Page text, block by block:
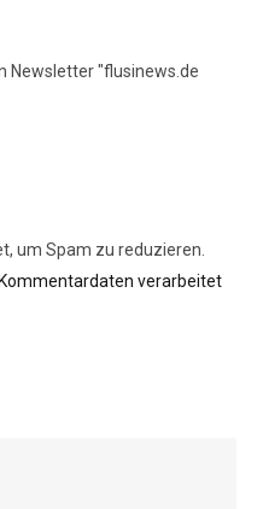
Newsletter "flusinews.de
um Spam zu reduzieren.
verarbeitet